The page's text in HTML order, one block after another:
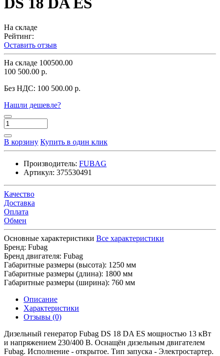
На складе
Рейтинг:
Оставить отзыв
На складе 100500.00
100 500.00 р.
Без НДС: 100 500.00 р.
Нашли дешевле?
В корзину Купить в один клик
Производитель: FUBAG
Артикул: 375530491
Качество
Доставка
Оплата
Обмен
Основные характеристики Все характеристики
Бренд: Fubag
Бренд двигателя: Fubag
Габаритные размеры (высота): 1250 мм
Габаритные размеры (длина): 1800 мм
Габаритные размеры (ширина): 760 мм
Описание
Характеристики
Отзывы (0)
Дизельный генератор Fubag DS 18 DA ES мощностью 13 кВт
и напряжением 230/400 В. Оснащён дизельным двигателем
Fubag. Исполнение - открытое. Тип запуска - Электростартер.